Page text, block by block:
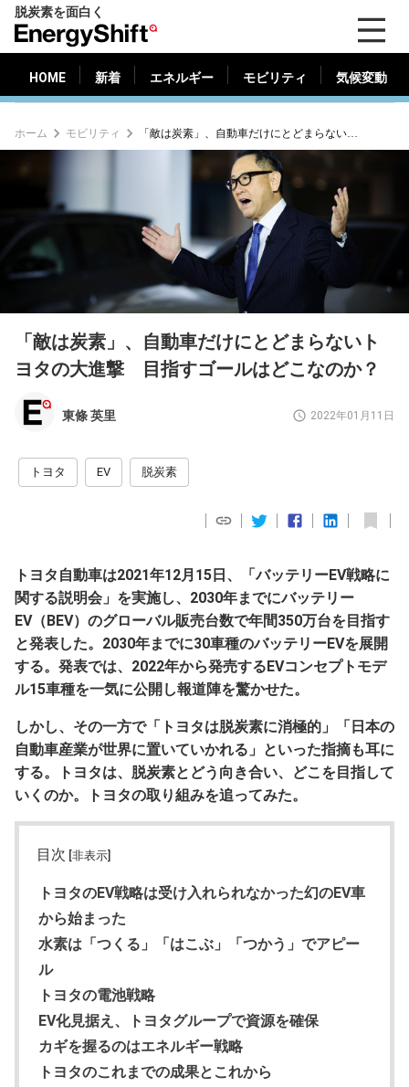
脱炭素を面白く
ナ
ジ
ー
フ
HOME 新着 エネルギー モビリティ 気候変動
新着 エネルギー 気候変動
ホーム モビリティ 「敵は炭素」、自動車だけにとどまらないトヨタの大進撃 目指すゴールはどこなのか？
「敵は炭素」、自動車だけにとどまらないト
ヨタの大進撃 目指すゴールはどこなのか？
東條 英里 2022年01月11日
トヨタ EV 脱炭素
トヨタ自動車は2021年12月15日、「バッテリーEV戦略に
関する説明会」を実施し、2030年までにバッテリー
EV（BEV）のグローバル販売台数で年間350万台を目指す
と発表した。2030年までに30車種のバッテリーEVを展開
する。発表では、2022年から発売するEVコンセプトモデ
ル15車種を一気に公開し報道陣を驚かせた。
しかし、その一方で「トヨタは脱炭素に消極的」「日本の
自動車産業が世界に置いていかれる」といった指摘も耳に
する。トヨタは、脱炭素とどう向き合い、どこを目指して
いくのか。トヨタの取り組みを追ってみた。
目次 [非表示]
トヨタのEV戦略は受け入れられなかった幻のEV車
から始まった
水素は「つくる」「はこぶ」「つかう」でアピー
ル
トヨタの電池戦略
EV化見据え、トヨタグループで資源を確保
カギを握るのはエネルギー戦略
トヨタのこれまでの成果とこれから